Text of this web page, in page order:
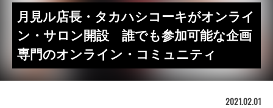
月見ル店長・タカハシコーキがオンライ
ン・サロン開設 誰でも参加可能な企画
専門のオンライン・コミュニティ
2021.02.01